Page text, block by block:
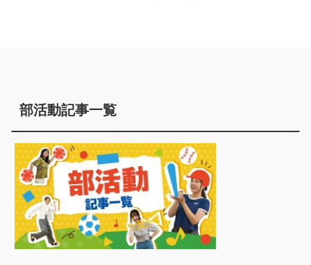
部活動記事一覧